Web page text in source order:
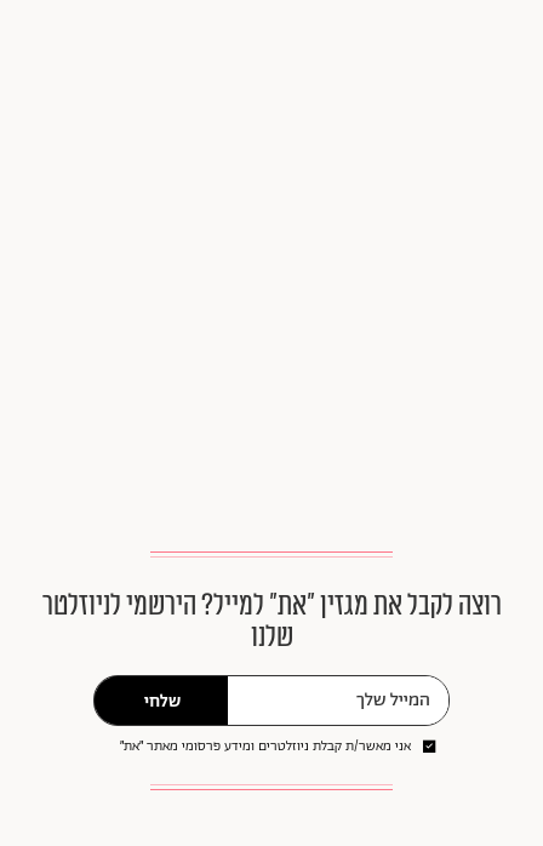
רוצה לקבל את מגזין ״את״ למייל? הירשמי לניוזלטר
שלנו
שלחי
אני מאשר/ת קבלת ניוזלטרים ומידע פרסומי מאתר ״את״